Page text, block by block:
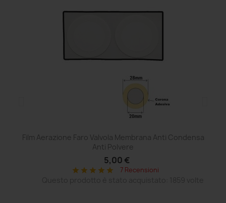
Film Aerazione Faro Valvola Membrana Anti Condensa
Anti Polvere
5,00 €
star star star star star 7 Recensioni